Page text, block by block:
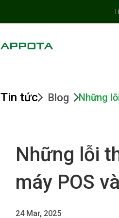
Tin tức Blog Những
Những lỗi
máy POS
24 Mar, 2025